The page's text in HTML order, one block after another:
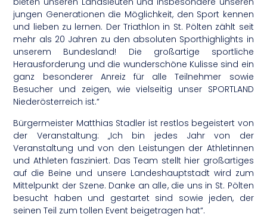
jungen Generationen die Möglichkeit, den Sport kennen
und lieben zu lernen. Der Triathlon in St. Pölten zählt seit
mehr als 20 Jahren zu den absoluten Sporthighlights in
unserem Bundesland! Die großartige sportliche
Herausforderung und die wunderschöne Kulisse sind ein
ganz besonderer Anreiz für alle Teilnehmer sowie
Besucher und zeigen, wie vielseitig unser SPORTLAND
Niederösterreich ist.“
Bürgermeister Matthias Stadler ist restlos begeistert von
der Veranstaltung: „Ich bin jedes Jahr von der
Veranstaltung und von den Leistungen der Athletinnen
und Athleten fasziniert. Das Team stellt hier großartiges
auf die Beine und unsere Landeshauptstadt wird zum
Mittelpunkt der Szene. Danke an alle, die uns in St. Pölten
besucht haben und gestartet sind sowie jeden, der
seinen Teil zum tollen Event beigetragen hat“.